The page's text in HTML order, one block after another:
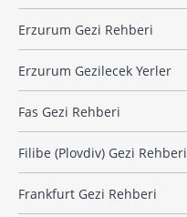
Erzurum Gezi Rehberi
Erzurum Gezilecek Yerler
Fas Gezi Rehberi
Filibe (Plovdiv) Gezi Rehberi
Frankfurt Gezi Rehberi